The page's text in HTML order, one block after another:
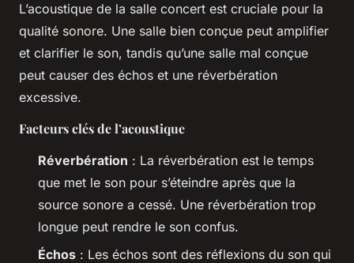
L’acoustique de la salle concert est cruciale pour la
qualité sonore. Une salle bien conçue peut amplifier
et clarifier le son, tandis qu’une salle mal conçue
peut causer des échos et une réverbération
excessive.
Facteurs clés de l’acoustique
Réverbération : La réverbération est le temps
que met le son pour s’éteindre après que la
source sonore a cessé. Une réverbération trop
longue peut rendre le son confus.
Échos : Les échos sont des réflexions du son qui